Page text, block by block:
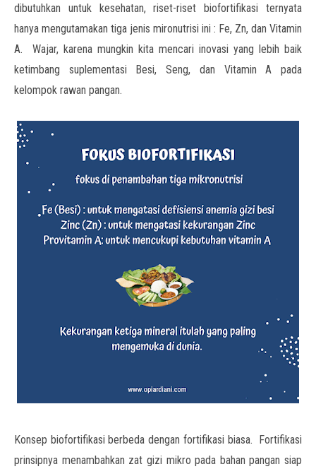
dibutuhkan untuk kesehatan, riset-riset biofortifikasi ternyata
hanya mengutamakan tiga jenis mironutrisi ini : Fe, Zn, dan Vitamin
A. Wajar, karena mungkin kita mencari inovasi yang lebih baik
ketimbang suplementasi Besi, Seng, dan Vitamin A pada
kelompok rawan pangan.
Konsep biofortifikasi berbeda dengan fortifikasi biasa. Fortifikasi
prinsipnya menambahkan zat gizi mikro pada bahan pangan siap